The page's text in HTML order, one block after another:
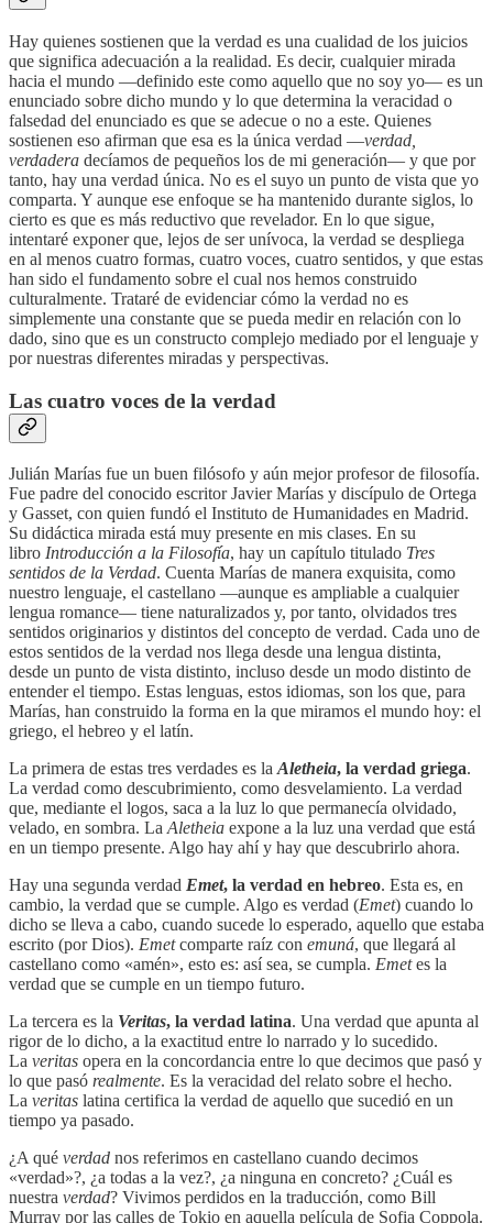
Hay quienes sostienen que la verdad es una cualidad de los juicios
que significa adecuación a la realidad. Es decir, cualquier mirada
hacia el mundo —definido este como aquello que no soy yo— es un
enunciado sobre dicho mundo y lo que determina la veracidad o
falsedad del enunciado es que se adecue o no a este. Quienes
sostienen eso afirman que esa es la única verdad —verdad,
verdadera decíamos de pequeños los de mi generación— y que por
tanto, hay una verdad única. No es el suyo un punto de vista que yo
comparta. Y aunque ese enfoque se ha mantenido durante siglos, lo
cierto es que es más reductivo que revelador. En lo que sigue,
intentaré exponer que, lejos de ser unívoca, la verdad se despliega
en al menos cuatro formas, cuatro voces, cuatro sentidos, y que estas
han sido el fundamento sobre el cual nos hemos construido
culturalmente. Trataré de evidenciar cómo la verdad no es
simplemente una constante que se pueda medir en relación con lo
dado, sino que es un constructo complejo mediado por el lenguaje y
por nuestras diferentes miradas y perspectivas.
Las cuatro voces de la verdad
Julián Marías fue un buen filósofo y aún mejor profesor de filosofía.
Fue padre del conocido escritor Javier Marías y discípulo de Ortega
y Gasset, con quien fundó el Instituto de Humanidades en Madrid.
Su didáctica mirada está muy presente en mis clases. En su
libro Introducción a la Filosofía, hay un capítulo titulado Tres
sentidos de la Verdad. Cuenta Marías de manera exquisita, como
nuestro lenguaje, el castellano —aunque es ampliable a cualquier
lengua romance— tiene naturalizados y, por tanto, olvidados tres
sentidos originarios y distintos del concepto de verdad. Cada uno de
estos sentidos de la verdad nos llega desde una lengua distinta,
desde un punto de vista distinto, incluso desde un modo distinto de
entender el tiempo. Estas lenguas, estos idiomas, son los que, para
Marías, han construido la forma en la que miramos el mundo hoy: el
griego, el hebreo y el latín.
La primera de estas tres verdades es la Aletheia, la verdad griega.
La verdad como descubrimiento, como desvelamiento. La verdad
que, mediante el logos, saca a la luz lo que permanecía olvidado,
velado, en sombra. La Aletheia expone a la luz una verdad que está
en un tiempo presente. Algo hay ahí y hay que descubrirlo ahora.
Hay una segunda verdad Emet, la verdad en hebreo. Esta es, en
cambio, la verdad que se cumple. Algo es verdad (Emet) cuando lo
dicho se lleva a cabo, cuando sucede lo esperado, aquello que estaba
escrito (por Dios). Emetcomparte raíz con emuná, que llegará al
castellano como «amén», esto es: así sea, se cumpla. Emetes la
verdad que se cumple en un tiempo futuro.
La tercera es la Veritas, la verdad latina. Una verdad que apunta al
rigor de lo dicho, a la exactitud entre lo narrado y lo sucedido.
La veritas opera en la concordancia entre lo que decimos que pasó y
lo que pasó realmente. Es la veracidad del relato sobre el hecho.
La veritas latina certifica la verdad de aquello que sucedió en un
tiempo ya pasado.
¿A qué verdad nos referimos en castellano cuando decimos
«verdad»?, ¿a todas a la vez?, ¿a ninguna en concreto? ¿Cuál es
nuestra verdad? Vivimos perdidos en la traducción, como Bill
Murray por las calles de Tokio en aquella película de Sofia Coppola.